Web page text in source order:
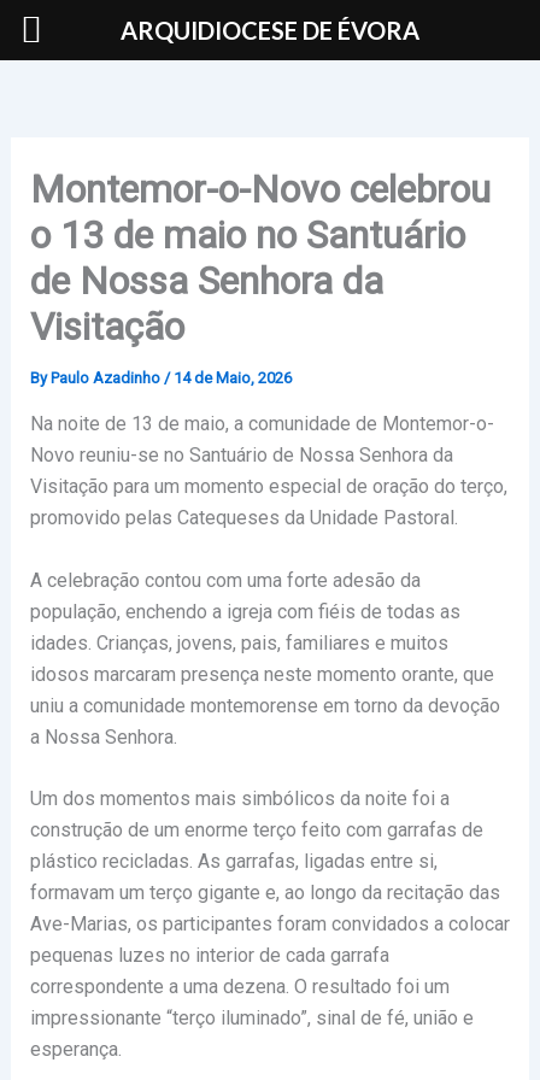
Skip
Montemor-o-Novo celebrou
o 13 de maio no Santuário
de Nossa Senhora da
Visitação
By Paulo Azadinho / 14 de Maio, 2026
Na noite de 13 de maio, a comunidade de Montemor-o-
Novo reuniu-se no Santuário de Nossa Senhora da
Visitação para um momento especial de oração do terço,
promovido pelas Catequeses da Unidade Pastoral.
A celebração contou com uma forte adesão da
população, enchendo a igreja com fiéis de todas as
idades. Crianças, jovens, pais, familiares e muitos
idosos marcaram presença neste momento orante, que
uniu a comunidade montemorense em torno da devoção
a Nossa Senhora.
Um dos momentos mais simbólicos da noite foi a
construção de um enorme terço feito com garrafas de
plástico recicladas. As garrafas, ligadas entre si,
formavam um terço gigante e, ao longo da recitação das
Ave-Marias, os participantes foram convidados a colocar
pequenas luzes no interior de cada garrafa
correspondente a uma dezena. O resultado foi um
impressionante “terço iluminado”, sinal de fé, união e
esperança.
ARQUIDIOCESE DE ÉVORA